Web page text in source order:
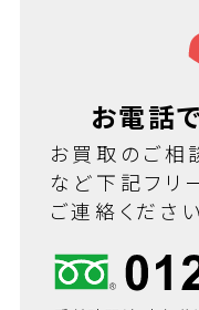
お電話
お買取のご相
など下記フリ
ご連絡ください